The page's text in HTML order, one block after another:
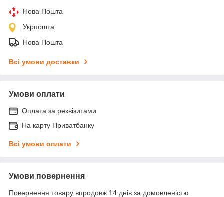
Нова Пошта
Укрпошта
Нова Пошта
Всі умови доставки
Умови оплати
Оплата за реквізитами
На карту Приватбанку
Всі умови оплати
Умови повернення
Повернення товару впродовж 14 днів за домовленістю